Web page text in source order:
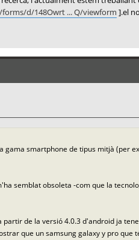
d/148Owrt ... Q/viewform ].el
smartphone de tipus mitjà (per
semblat obsoleta -com que la
de la versió 4.0.3 d'android ja
que un samsung galaxy y pro